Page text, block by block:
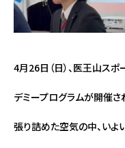
4月26日（日）、医王山ス
デミープログラムが開催さ
張り詰めた空気の中、いよ